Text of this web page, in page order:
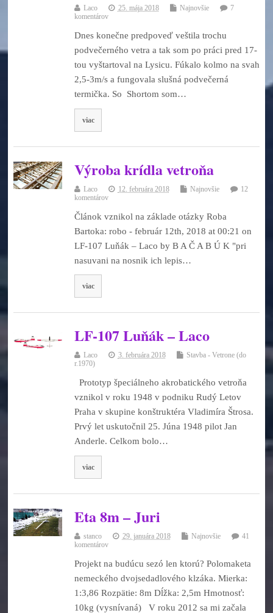
Laco 25. mája 2018 Najnovšie
7
komentárov
Dnes konečne predpoveď veštila trochu
podvečerného vetra a tak som po práci pred 17-
tou vyštartoval na Lysicu. Fúkalo kolmo na svah
2,5-3m/s a fungovala slušná podvečerná
termička. So Shortom som…
viac
Výroba krídla vetroňa
Laco 12. februára 2018 Najnovšie
12
komentárov
Článok vznikol na základe otázky Roba
Bartoka: robo - február 12th, 2018 at 00:21 on
LF-107 Luňák – Laco by B A Č A B Ú K "pri
nasuvani na nosnik ich lepis…
viac
LF-107 Luňák – Laco
Laco 3. februára 2018
Stavba - Vetrone (do
r.1970)
Prototyp špeciálneho akrobatického vetroňa
vznikol v roku 1948 v podniku Rudý Letov
Praha v skupine konštruktéra Vladimíra Štrosa.
Prvý let uskutočnil 25. Júna 1948 pilot Jan
Anderle. Celkom bolo…
viac
Eta 8m – Juri
stanco 29. januára 2018 Najnovšie
41
komentárov
Projekt na budúcu sezó len ktorú? Polomaketa
nemeckého dvojsedadlového klzáka. Mierka:
1:3,86 Rozpätie: 8m Dĺžka: 2,5m Hmotnosť:
10kg (vysnívaná) V roku 2012 sa mi začala